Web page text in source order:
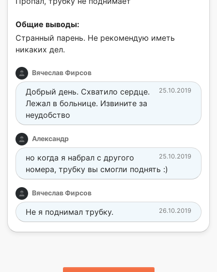
Общие выводы:
Странный парень. Не рекомендую иметь
никаких дел.
Вячеслав Фирсов
25.10.2019
Добрый день. Схватило сердце.
Лежал в больнице. Извините за
неудобство
Александр
25.10.2019
но когда я набрал с другого
номера, трубку вы смогли поднять :)
Вячеслав Фирсов
26.10.2019
Не я поднимал трубку.